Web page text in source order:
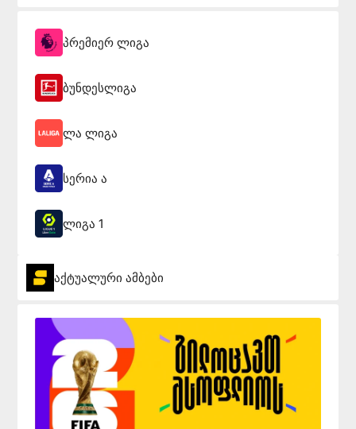
პრემიერ ლიგა
ბუნდესლიგა
ლა ლიგა
სერია ა
ლიგა 1
აქტუალური ამბები